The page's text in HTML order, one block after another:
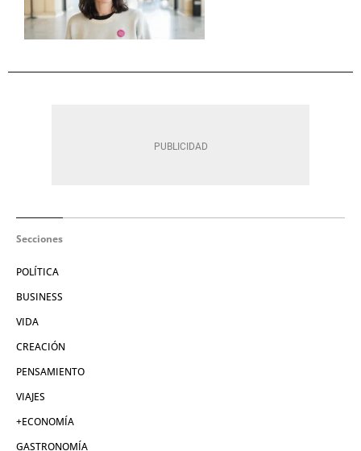
Secciones
POLÍTICA
BUSINESS
VIDA
CREACIÓN
PENSAMIENTO
VIAJES
+ECONOMÍA
GASTRONOMÍA